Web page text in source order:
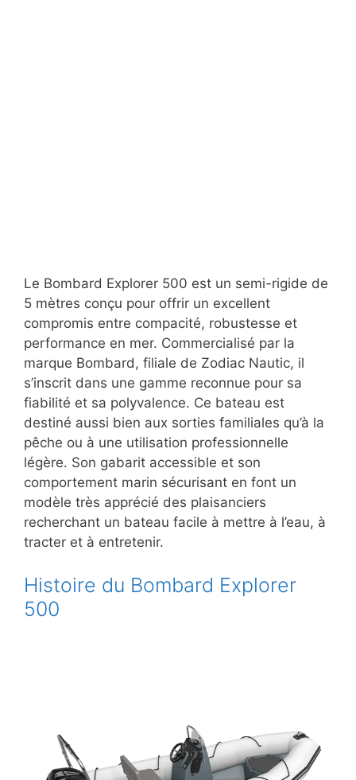
Le Bombard Explorer 500 est un semi-rigide de
5 mètres conçu pour offrir un excellent
compromis entre compacité, robustesse et
performance en mer. Commercialisé par la
marque Bombard, filiale de Zodiac Nautic, il
s’inscrit dans une gamme reconnue pour sa
fiabilité et sa polyvalence. Ce bateau est
destiné aussi bien aux sorties familiales qu’à la
pêche ou à une utilisation professionnelle
légère. Son gabarit accessible et son
comportement marin sécurisant en font un
modèle très apprécié des plaisanciers
recherchant un bateau facile à mettre à l’eau, à
tracter et à entretenir.
Histoire du Bombard Explorer
500